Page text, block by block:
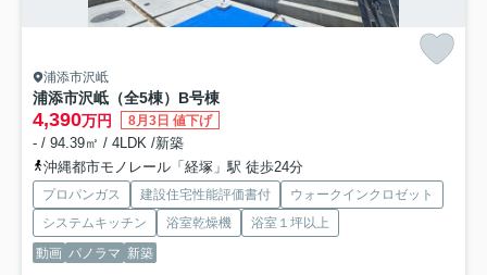
浦添市沢岻
浦添市沢岻（全5棟）B号棟
4,390万円 8月3日 値下げ
- / 94.39㎡ / 4LDK /新築
沖縄都市モノレール「経塚」駅 徒歩24分
プロパンガス 建設住宅性能評価書付
ウォークインクロゼット
システムキッチン
浴室乾燥機
浴室１坪以上
動画 パノラマ 新築